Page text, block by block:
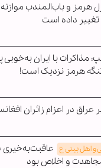
هرمز و باب‌المندب
داده است
مذاکرات با ایران
تنگه هرمز نزدیک است!
عراق در اعزام زائران
و اهل بیتی ع عاقبت‌به‌خیری
و اخلاص بود